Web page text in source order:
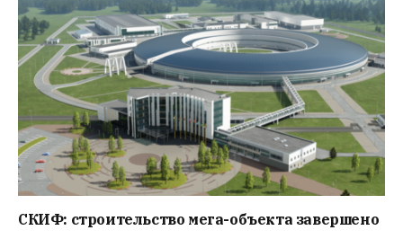
СКИФ: строительство мега-объекта завершено